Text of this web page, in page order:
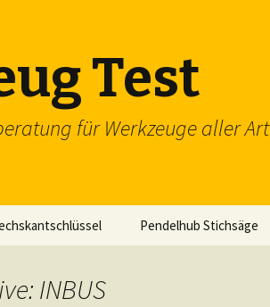
Test
für Werkzeuge aller Art
Pendelhub Stichsäge
INBUS